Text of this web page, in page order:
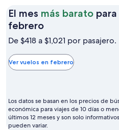
El mes más barato
febreroEl
mes
barato
para
suele
ser
febrero
De $418 a $1,021 por pasajero.
Ver vuelos en febrero
Los datos se basan en los precios de
económica para viajes de 10 días o
últimos 12 meses y son solo
pueden variar.